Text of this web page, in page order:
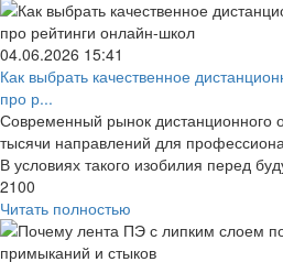
04.06.2026 15:41
Как выбрать качественное
про р...
Современный рынок дистанционного
тысячи направлений для
В условиях такого изобилия перед
2100
Читать полностью